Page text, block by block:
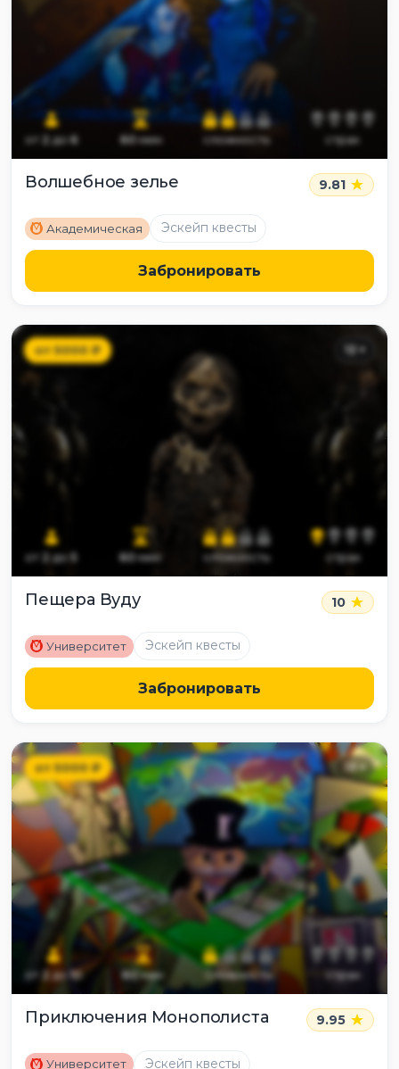
от 2до6 60мин сложность страх
Волшебное зелье 9.81
M Академическая Эскейп квесты
Забронировать
от5000₽ 12 +
от 2до5 60мин сложность страх
Пещера Вуду 10
M Университет Эскейп квесты
Забронировать
от5000₽ 13+
от 2до 10 60мин сложность страх
Приключения Монополиста 9.95
M Университет Эскейп квесты